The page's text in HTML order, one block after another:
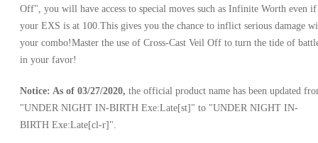
Off", you will have access to special moves such as Infinite Worth even if
your EXS is at 100.This gives you the chance to inflict serious damage
your combo!Master the use of Cross-Cast Veil Off to turn the tide of
in your favor!
Notice: As of 03/27/2020, the official product name has been updated
"UNDER NIGHT IN-BIRTH Exe:Late[st]" to "UNDER NIGHT IN-
BIRTH Exe:Late[cl-r]".